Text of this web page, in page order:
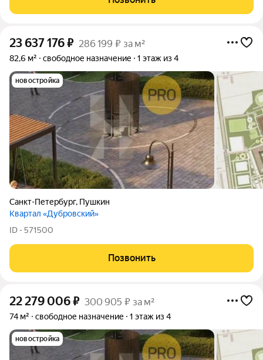
23 637 176₽ 286 199 ₽ за м²
82,6 м² свободное назначение 1 этаж из 4
новостройка
Санкт-Петербург, Пушкин
Квартал «Дубровский»
ID - 571500
Позвонить
22 279 006₽ 300 905 ₽ за м²
74 м² свободное назначение 1 этаж из 4
новостройка